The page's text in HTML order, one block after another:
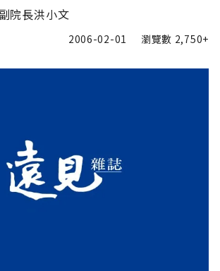
院長洪小文
2006-02-01 瀏覽數 2,750+